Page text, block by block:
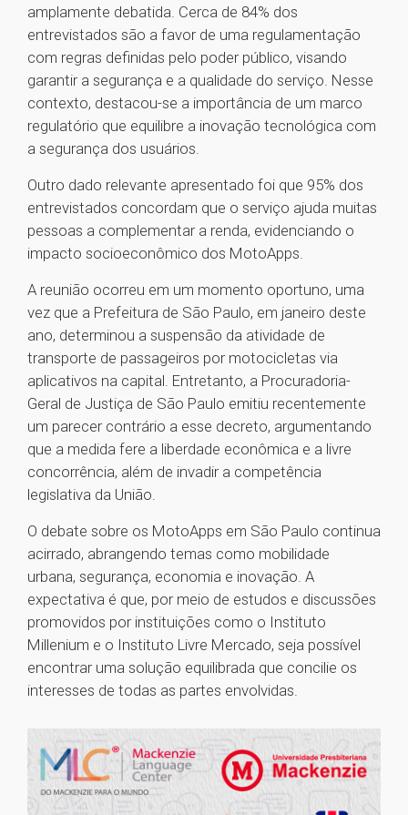
amplamente debatida. Cerca de 84% dos
entrevistados são a favor de uma regulamentação
com regras definidas pelo poder público, visando
garantir a segurança e a qualidade do serviço. Nesse
contexto, destacou-se a importância de um marco
regulatório que equilibre a inovação tecnológica com
a segurança dos usuários.
Outro dado relevante apresentado foi que 95% dos
entrevistados concordam que o serviço ajuda muitas
pessoas a complementar a renda, evidenciando o
impacto socioeconômico dos MotoApps.
A reunião ocorreu em um momento oportuno, uma
vez que a Prefeitura de São Paulo, em janeiro deste
ano, determinou a suspensão da atividade de
transporte de passageiros por motocicletas via
aplicativos na capital. Entretanto, a Procuradoria-
Geral de Justiça de São Paulo emitiu recentemente
um parecer contrário a esse decreto, argumentando
que a medida fere a liberdade econômica e a livre
concorrência, além de invadir a competência
legislativa da União.
O debate sobre os MotoApps em São Paulo continua
acirrado, abrangendo temas como mobilidade
urbana, segurança, economia e inovação. A
expectativa é que, por meio de estudos e discussões
promovidos por instituições como o Instituto
Millenium e o Instituto Livre Mercado, seja possível
encontrar uma solução equilibrada que concilie os
interesses de todas as partes envolvidas.
1